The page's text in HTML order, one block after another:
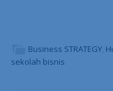
Business STRATEGY,
sekolah bisnis.